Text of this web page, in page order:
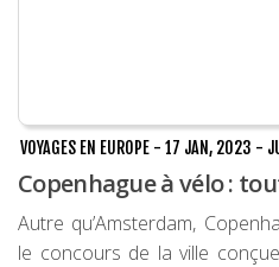
VOYAGES EN EUROPE - 17 JAN, 2023 -
Copenhague à vélo :
Autre qu’Amsterdam,
le concours de la ville